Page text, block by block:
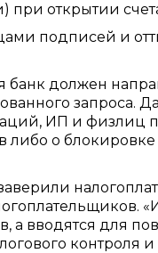
при открытии
подписей и
банк должен
запроса.
ИП и физлиц
либо о блокировке
а вводятся для
контроля